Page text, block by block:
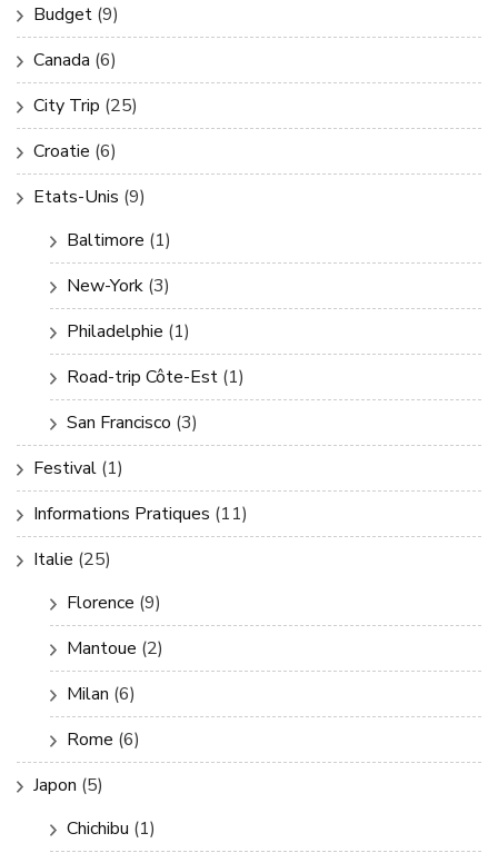
Budget (9)
Canada (6)
City Trip (25)
Croatie (6)
Etats-Unis (9)
Baltimore (1)
New-York (3)
Philadelphie (1)
Road-trip Côte-Est (1)
San Francisco (3)
Festival (1)
Informations Pratiques (11)
Italie (25)
Florence (9)
Mantoue (2)
Milan (6)
Rome (6)
Japon (5)
Chichibu (1)